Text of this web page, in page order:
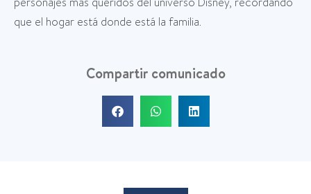
que el hogar está donde está la familia.
Compartir comunicado